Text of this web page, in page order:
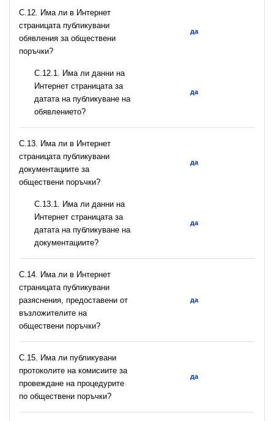
С.12. Има ли в Интернет
страницата публикувани
обявления за обществени
поръчки?
да
С.12.1. Има ли данни на
Интернет страницата за
датата на публикуване на
обявлението?
да
С.13. Има ли в Интернет
страницата публикувани
документациите за
обществени поръчки?
да
С.13.1. Има ли данни на
Интернет страницата за
датата на публикуване на
документациите?
да
С.14. Има ли в Интернет
страницата публикувани
разяснения, предоставени от
възложителите на
обществени поръчки?
да
С.15. Има ли публикувани
протоколите на комисиите за
провеждане на процедурите
по обществени поръчки?
да